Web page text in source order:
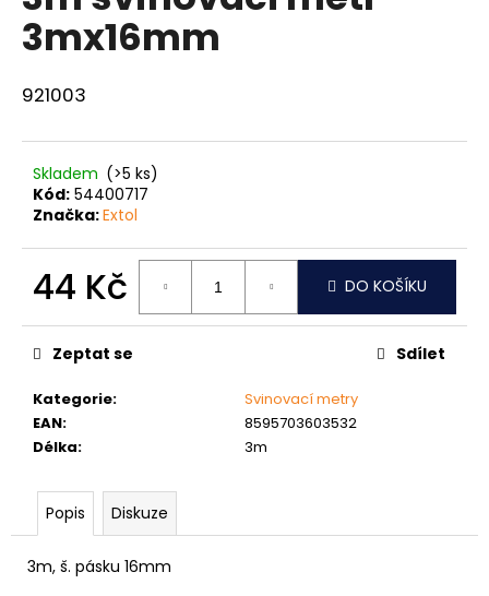
0,0
z
hvězdiček.
3mx16mm
921003
Skladem (>5 ks)
Kód: 54400717
Značka:Extol
44 Kč
cena:
DO KOŠÍKU
Kategorie:
Svinovací metry
EAN:
8595703603532
Délka: 3m
Zeptat se Sdílet
Popis Diskuze
3m, š. pásku 16mm
a
j
í
t
?
HLEDAT
D
p
o
j
e